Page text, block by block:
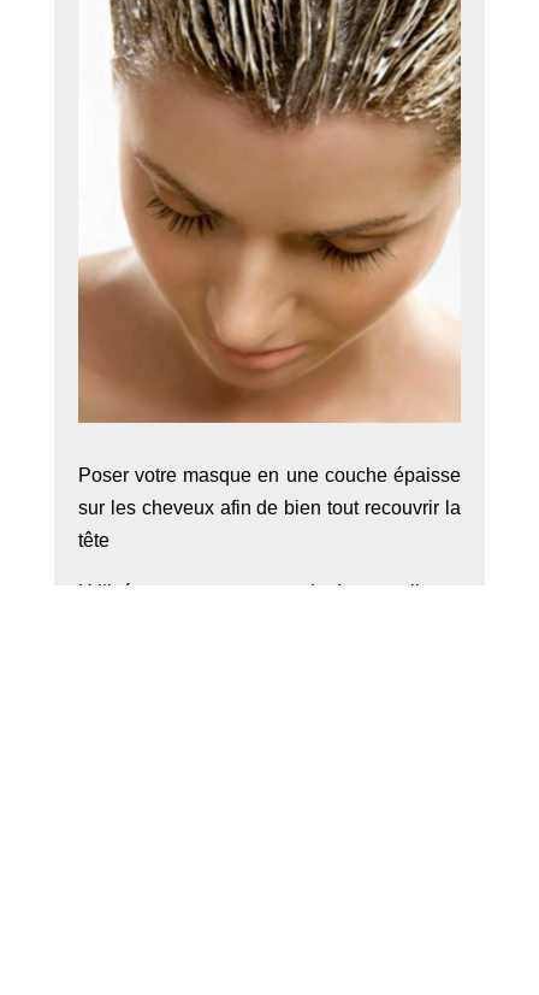
Poser votre masque en une couche épaisse
sur les cheveux afin de bien tout recouvrir la
tête
Utilisé comme masque hydratant, il est